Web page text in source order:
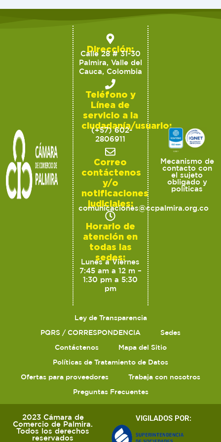
Dirección:
Calle 28 # 31-30
Palmira, Valle del
Cauca, Colombia
Teléfono y
Línea de
servicio a la
ciudadanía/usuario:
(+57) 602-
2806911
Correo
contáctenos
y/o
notificaciones
judiciales:
comunicaciones@ccpalmira.org.co
Horario de
atención en
todas las
sedes:
Lunes a Viernes
7:45 am a 12 m –
1:30 pm a 5:30
pm
Mecanismo de
contacto con
el sujeto
obligado y
políticas
Ley de Transparencia
PQRS / CORRESPONDENCIA
Sedes
Contáctenos
Mapa del Sitio
Políticas de Tratamiento de Datos
Ofertas para proveedores
Trabaja con nosotros
Preguntas Frecuentes
2023 Cámara de
Comercio de Palmira.
Todos los derechos
reservados
VIGILADOS POR: